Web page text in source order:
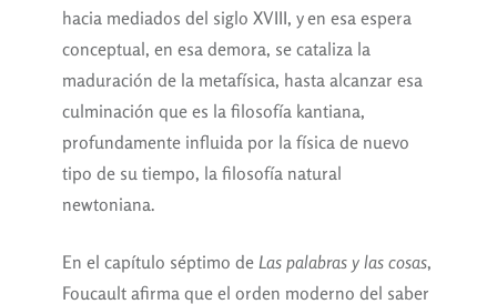
hacia mediados del siglo XVIII, y en esa espera
conceptual, en esa demora, se cataliza la
maduración de la metafísica, hasta alcanzar esa
culminación que es la filosofía kantiana,
profundamente influida por la física de nuevo
tipo de su tiempo, la filosofía natural
newtoniana.
En el capítulo séptimo de Las palabras y las cosas,
Foucault afirma que el orden moderno del saber